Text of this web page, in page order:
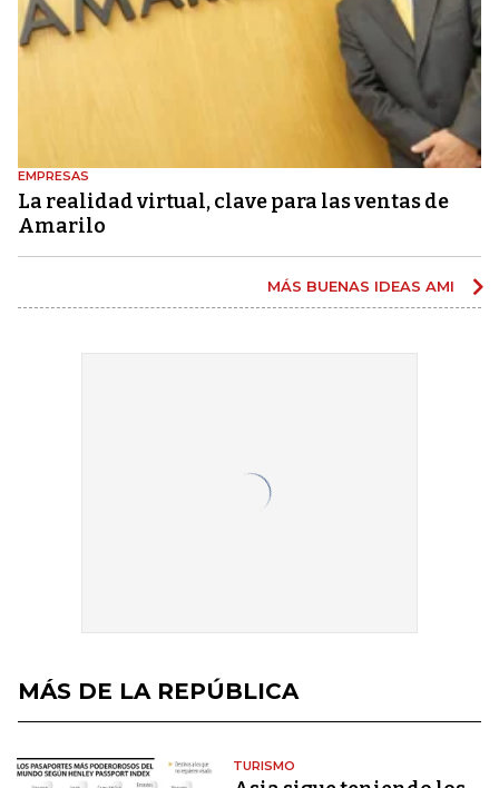
EMPRESAS
La realidad virtual, clave para las ventas de
Amarilo
MÁS BUENAS IDEAS AMI
MÁS DE LA REPÚBLICA
TURISMO